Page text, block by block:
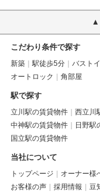
こだわり条件で探す
新築 駅徒歩5分 バスト
オートロック
角部屋
駅で探す
立川駅の賃貸物件 西立川
中神駅の賃貸物件
日野駅
国立駅の賃貸物件
当社について
トップページ オーナー様
お客様の声
採用情報 豆